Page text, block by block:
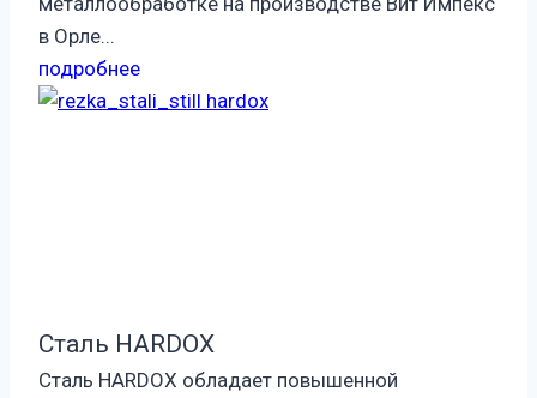
в Орле...
подробнее
Сталь HARDOX
Сталь HARDOX обладает повышенной